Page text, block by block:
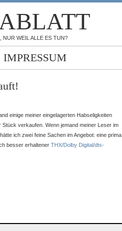
NUR WEIL ALLE ES TUN?
IMPRESSUM
einige meiner eingelagerten Habseligkeiten
verkaufen. Wenn jemand meiner Leser im
ich zwei feine Sachen im Angebot: eine prima
besser erhaltener THX/Dolby Digital/dts-